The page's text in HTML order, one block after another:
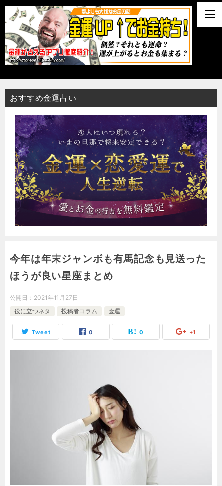
おすすめ金運占い
今年は年末ジャンボも有馬記念も見送った
ほうが良い星座まとめ
公開日： 2021年11月27日
役に立つネタ
投稿者コラム 金運
Tweet 0 0 +1